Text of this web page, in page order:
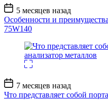
Дата
записи
5 месяцев назад
Особенности и
75W140
Дата
записи
7 месяцев назад
Что представляет собой